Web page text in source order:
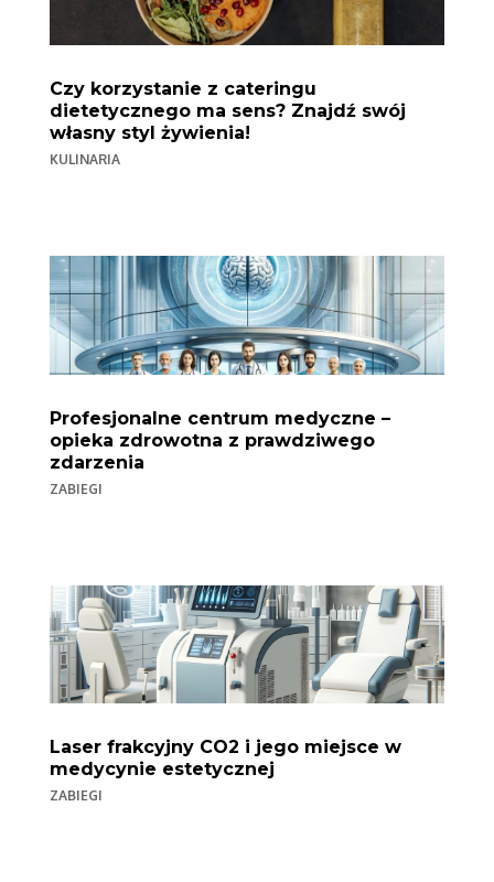
Czy korzystanie z cateringu
dietetycznego ma sens? Znajdź swój
własny styl żywienia!
KULINARIA
Profesjonalne centrum medyczne –
opieka zdrowotna z prawdziwego
zdarzenia
ZABIEGI
Laser frakcyjny CO2 i jego miejsce w
medycynie estetycznej
ZABIEGI